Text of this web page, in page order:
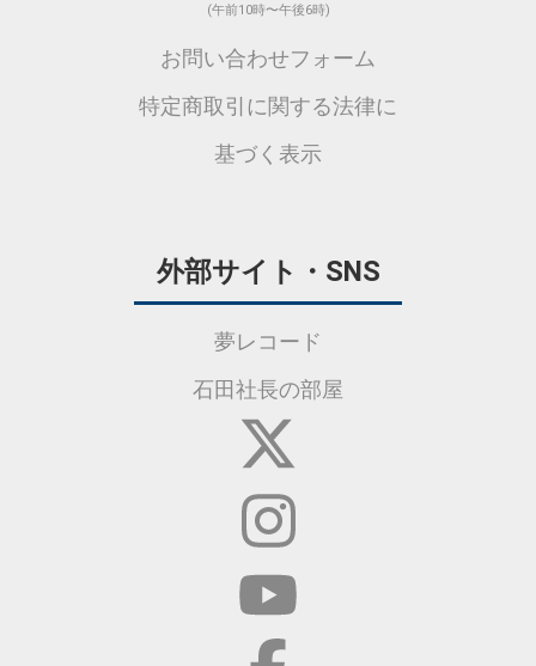
(午前10時〜午後6時)
お問い合わせフォーム
特定商取引に関する法律に
基づく表示
外部サイト・SNS
夢レコード
石田社長の部屋